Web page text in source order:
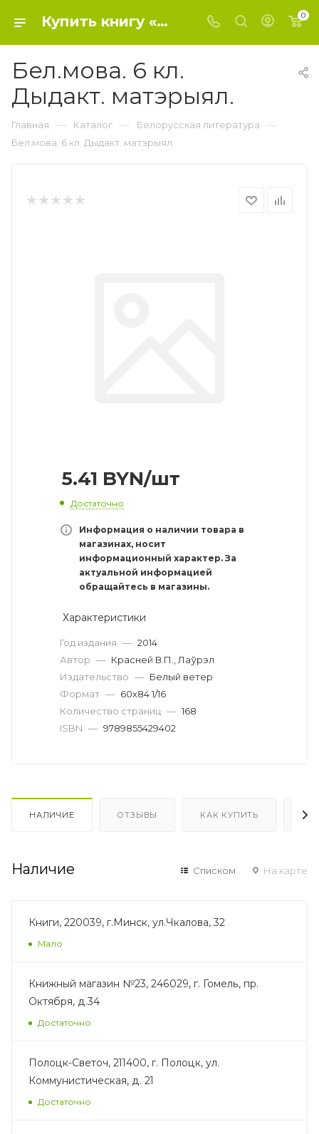
Купить книгу «Бел.мова. 6 кл. Дыдакт. матэрыял.» 2014, Красней В.П., Лаўрэл - Белорусская литература 0
Бел.мова. 6 кл.
Дыдакт. матэрыял.
Главная — Каталог — Белорусская литература —
Бел.мова. 6 кл. Дыдакт. матэрыял.
5.41 BYN/шт
Достаточно
Информация о наличии товара в
магазинах, носит
информационный характер. За
актуальной информацией
обращайтесь в магазины.
Характеристики
Год издания — 2014
Автор — Красней В.П., Лаўрэл
Издательство — Белый ветер
Формат — 60х84 1/16
Количество страниц — 168
ISBN — 9789855429402
НАЛИЧИЕ ОТЗЫВЫ КАК КУПИТЬ
Наличие Списком На карте
Книги, 220039, г.Минск, ул.Чкалова, 32
Мало
Книжный магазин №23, 246029, г. Гомель, пр.
Октября, д.34
Достаточно
Полоцк-Светоч, 211400, г. Полоцк, ул.
Коммунистическая, д. 21
Достаточно